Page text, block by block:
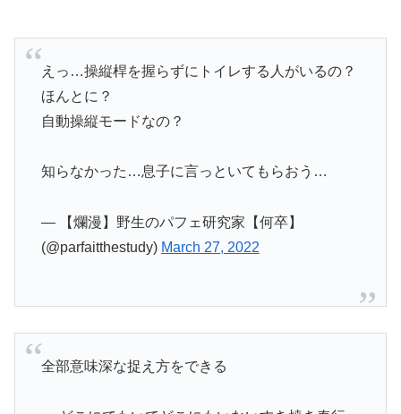
えっ…操縦桿を握らずにトイレする人がいるの？
ほんとに？
自動操縦モードなの？
知らなかった…息子に言っといてもらおう…
— 【爛漫】野生のパフェ研究家【何卒】
(@parfaitthestudy) March 27, 2022
全部意味深な捉え方をできる